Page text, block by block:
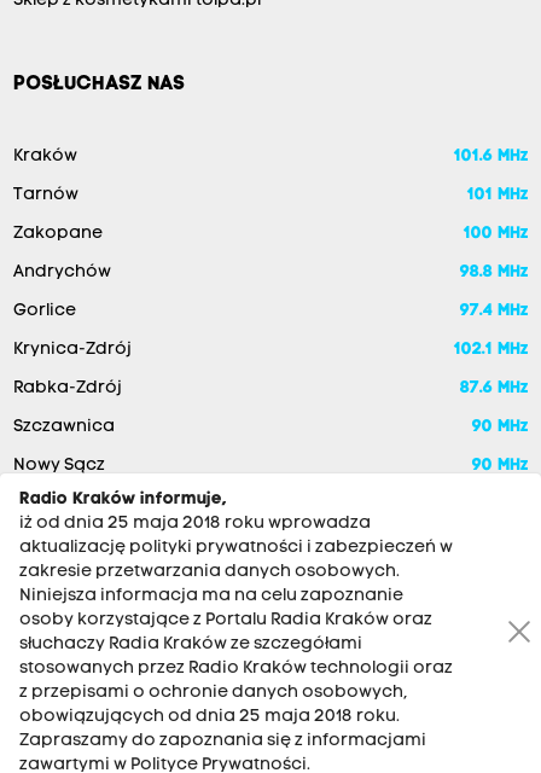
POSŁUCHASZ NAS
Kraków 101.6 MHz
Tarnów 101 MHz
Zakopane 100 MHz
Andrychów 98.8 MHz
Gorlice 97.4 MHz
Krynica-Zdrój 102.1 MHz
Rabka-Zdrój 87.6 MHz
Szczawnica 90 MHz
Nowy Sącz 90 MHz
RADIO KRAKÓW SA. Aleja Juliusza Słowackiego 22, 30-007
Kraków
Antena: 12 200 33 33
Radio Kraków informuje,
iż od dnia 25 maja 2018 roku wprowadza
aktualizację polityki prywatności i zabezpieczeń w
zakresie przetwarzania danych osobowych.
Niniejsza informacja ma na celu zapoznanie
osoby korzystające z Portalu Radia Kraków oraz
słuchaczy Radia Kraków ze szczegółami
stosowanych przez Radio Kraków technologii oraz
z przepisami o ochronie danych osobowych,
obowiązujących od dnia 25 maja 2018 roku.
Zapraszamy do zapoznania się z informacjami
zawartymi w Polityce Prywatności.